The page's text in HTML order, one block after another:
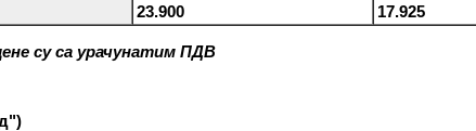
23.900 17.925
су са урачунатим ПДВ